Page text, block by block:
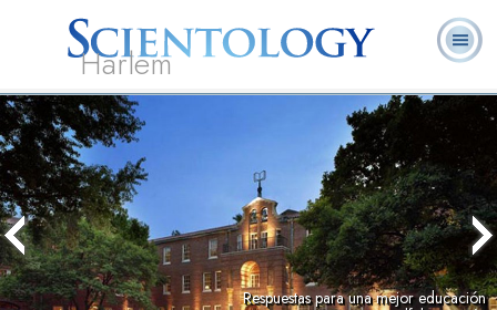
Harlem
Acerca de
Nosotros
L. Ronald
Hubbard
Preguntas
Frecuentes
Libros
Respuestas para una mejor educación